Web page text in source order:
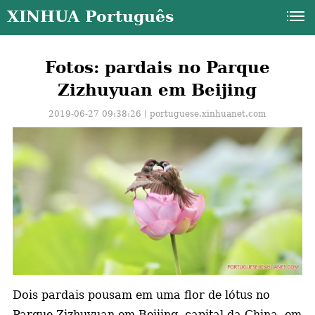
XINHUA Português
Fotos: pardais no Parque
Zizhuyuan em Beijing
2019-06-27 09:38:26丨portuguese.xinhuanet.com
Dois pardais pousam em uma flor de lótus no